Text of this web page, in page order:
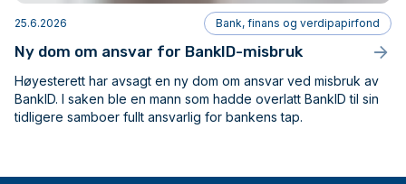
25.6.2026 Bank, finans og verdipapirfond
Ny dom om ansvar for BankID-misbruk
Høyesterett har avsagt en ny dom om ansvar ved misbruk av
BankID. I saken ble en mann som hadde overlatt BankID til sin
tidligere samboer fullt ansvarlig for bankens tap.